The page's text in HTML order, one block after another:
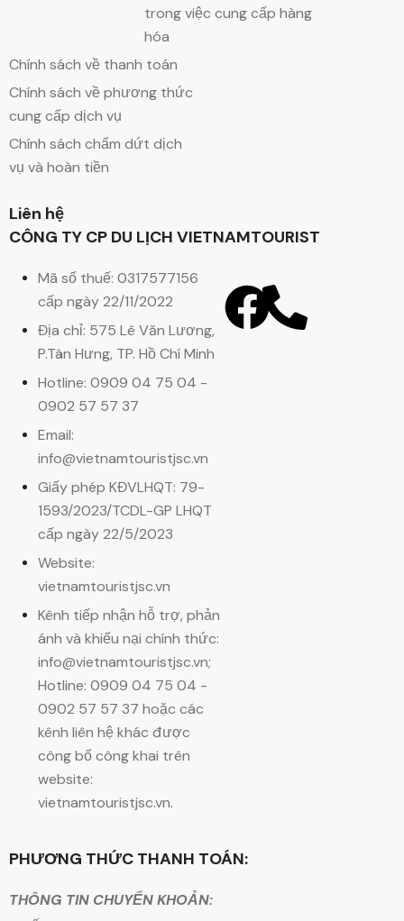
trong việc cung cấp hàng
hóa
Chính sách về thanh toán
Chính sách về phương thức
cung cấp dịch vụ
Chính sách chấm dứt dịch
vụ và hoàn tiền
Liên hệ
CÔNG TY CP DU LỊCH VIETNAMTOURIST
Mã số thuế: 0317577156
cấp ngày 22/11/2022
Địa chỉ: 575 Lê Văn Lương,
P.Tân Hưng, TP. Hồ Chí Minh
Hotline: 0909 04 75 04 -
0902 57 57 37
Email:
info@vietnamtouristjsc.vn
Giấy phép KĐVLHQT: 79-
1593/2023/TCDL-GP LHQT
cấp ngày 22/5/2023
Website:
vietnamtouristjsc.vn
Kênh tiếp nhận hỗ trợ, phản
ánh và khiếu nại chính thức:
info@vietnamtouristjsc.vn;
Hotline: 0909 04 75 04 -
0902 57 57 37 hoặc các
kênh liên hệ khác được
công bố công khai trên
website:
vietnamtouristjsc.vn.
PHƯƠNG THỨC THANH TOÁN:
THÔNG TIN CHUYỂN KHOẢN: